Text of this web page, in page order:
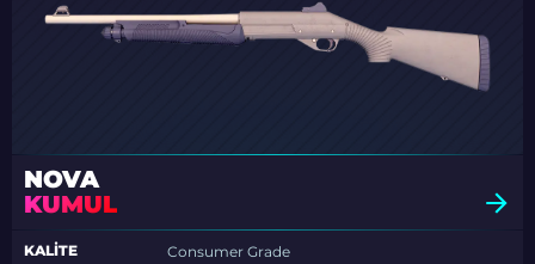
NOVA
KUMUL
KALITE
Consumer Grade